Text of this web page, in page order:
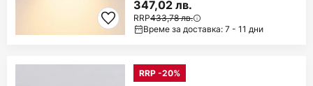
347,02 лв.
RRP433,78 лв.
Време за доставка: 7 - 11 дни
RRP -20%